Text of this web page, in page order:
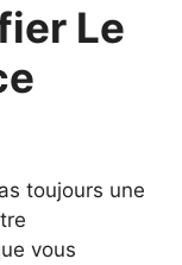
Le
toujours une
vous